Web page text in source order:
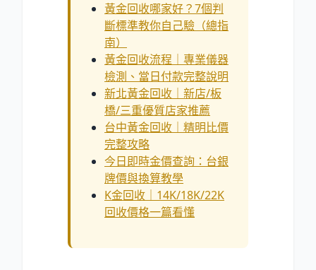
黃金回收哪家好？7個判
斷標準教你自己驗（總指
南）
黃金回收流程｜專業儀器
檢測、當日付款完整說明
新北黃金回收｜新店/板
橋/三重優質店家推薦
台中黃金回收｜精明比價
完整攻略
今日即時金價查詢：台銀
牌價與換算教學
K金回收｜14K/18K/22K
回收價格一篇看懂